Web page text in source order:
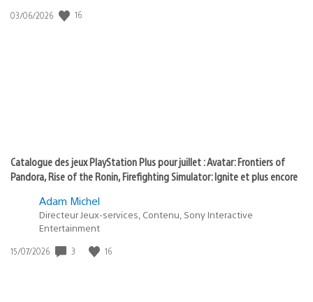
:
state
Date
03/06/2026 16
Catalogue des jeux PlayStation Plus pour juillet : Avatar: Frontiers of
Pandora, Rise of the Ronin, Firefighting Simulator: Ignite et plus encore
Adam Michel
Directeur Jeux-services, Contenu, Sony Interactive
Entertainment
Date
15/07/2026 3 16